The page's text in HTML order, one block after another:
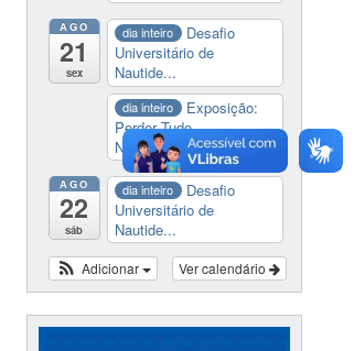
AGO
21
sex
dia inteiro
Desafio
Universitário de
Nautide...
dia inteiro
Exposição:
Perder Tudo.
Novament...
AGO
22
sáb
dia inteiro
Desafio
Universitário de
Nautide...
Ver calendário
Adicionar